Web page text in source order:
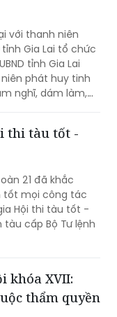
với thanh niên
Gia Lai tổ chức
tỉnh Gia Lai
phát huy tinh
nghĩ, dám làm,
thi tàu tốt -
21 đã khắc
tốt mọi công tác
Hội thi tàu tốt -
cấp Bộ Tư lệnh
khóa XVII:
thẩm quyền